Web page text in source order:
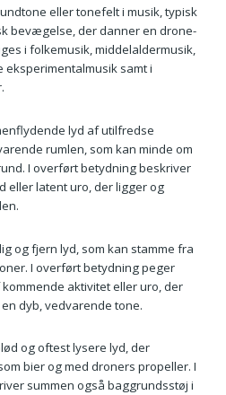
eller tonefelt i musik, typisk
bevægelse, der danner en drone-
i folkemusik, middelaldermusik,
eksperimentalmusik samt i
lyd af utilfredse
rumlen, som kan minde om
I overført betydning beskriver
eller latent uro, der ligger og
og fjern lyd, som kan stamme fra
I overført betydning peger
aktivitet eller uro, der
dyb, vedvarende tone.
og oftest lysere lyd, der
bier og med droners propeller. I
summen også baggrundsstøj i